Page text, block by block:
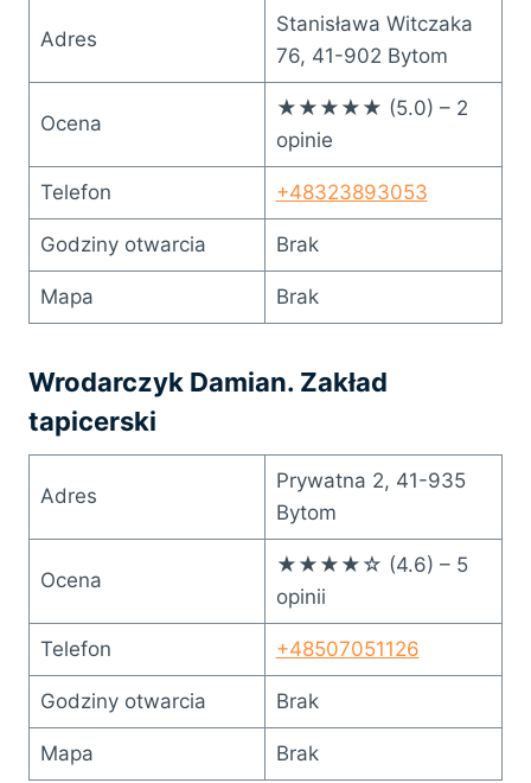
Adres
Stanisława Witczaka
76, 41-902 Bytom
Ocena
★★★★★ (5.0) – 2
opinie
Telefon +48323893053
Godziny otwarcia Brak
Mapa Brak
Wrodarczyk Damian. Zakład
tapicerski
Adres
Prywatna 2, 41-935
Bytom
Ocena
★★★★☆ (4.6) – 5
opinii
Telefon +48507051126
Godziny otwarcia Brak
Mapa Brak